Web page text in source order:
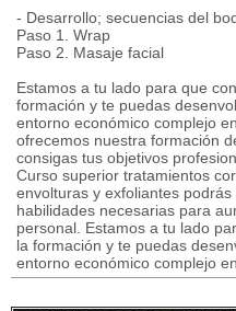
- Desarrollo; secuencias del
Paso 1. Wrap
Paso 2. Masaje facial
Estamos a tu lado para que
formación y te puedas
entorno económico complejo
ofrecemos nuestra formación
consigas tus objetivos
Curso superior tratamientos
envolturas y exfoliantes
habilidades necesarias para
personal. Estamos a tu lado
la formación y te puedas
entorno económico complejo